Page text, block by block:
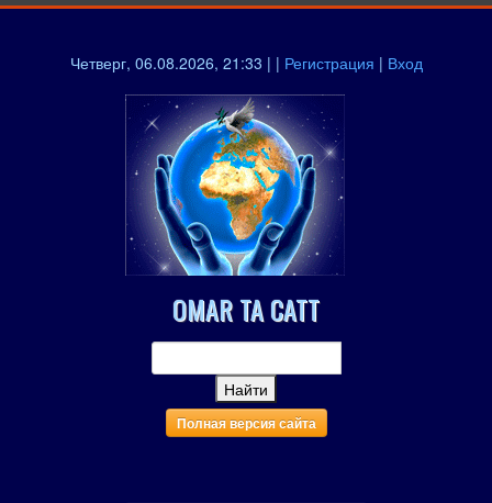
Четверг, 06.08.2026, 21:33 | | Регистрация | Вход
OMAR TA CATT
Полная версия сайта